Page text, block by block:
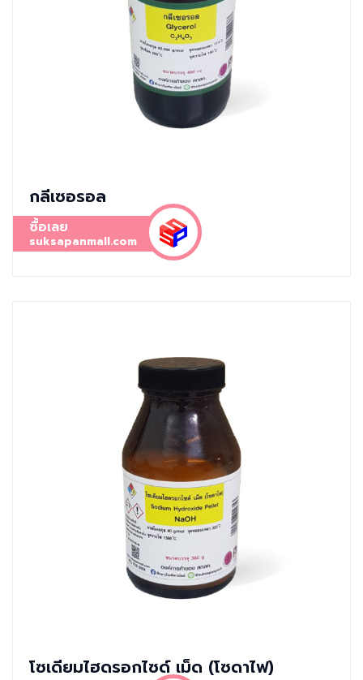
กลีเซอรอล
ซื้อเลย
suksapanmall.com
โซเดียมไฮดรอกไซด์ เม็ด (โซดาไฟ)